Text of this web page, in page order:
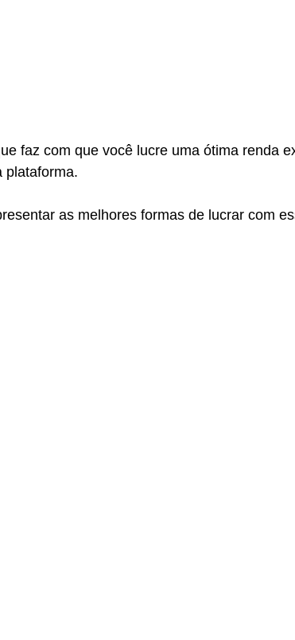
faz com que você lucre uma ótima renda
plataforma.
as melhores formas de lucrar com